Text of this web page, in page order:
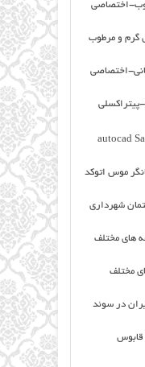
اختصاصی
گرم و مرطوب
اختصاصی
پیتراکسلی
موس اتوکد
شهرداری
های مختلف
مختلف
در سوئد
قابوس